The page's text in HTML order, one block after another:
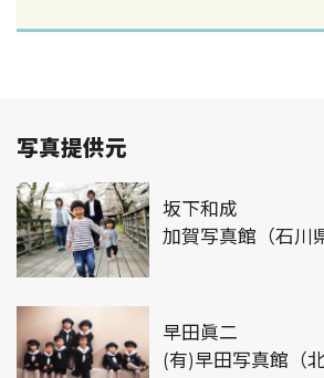
写真提供元
坂下和成
加賀写真館（石川
早田眞二
(有)早田写真館（